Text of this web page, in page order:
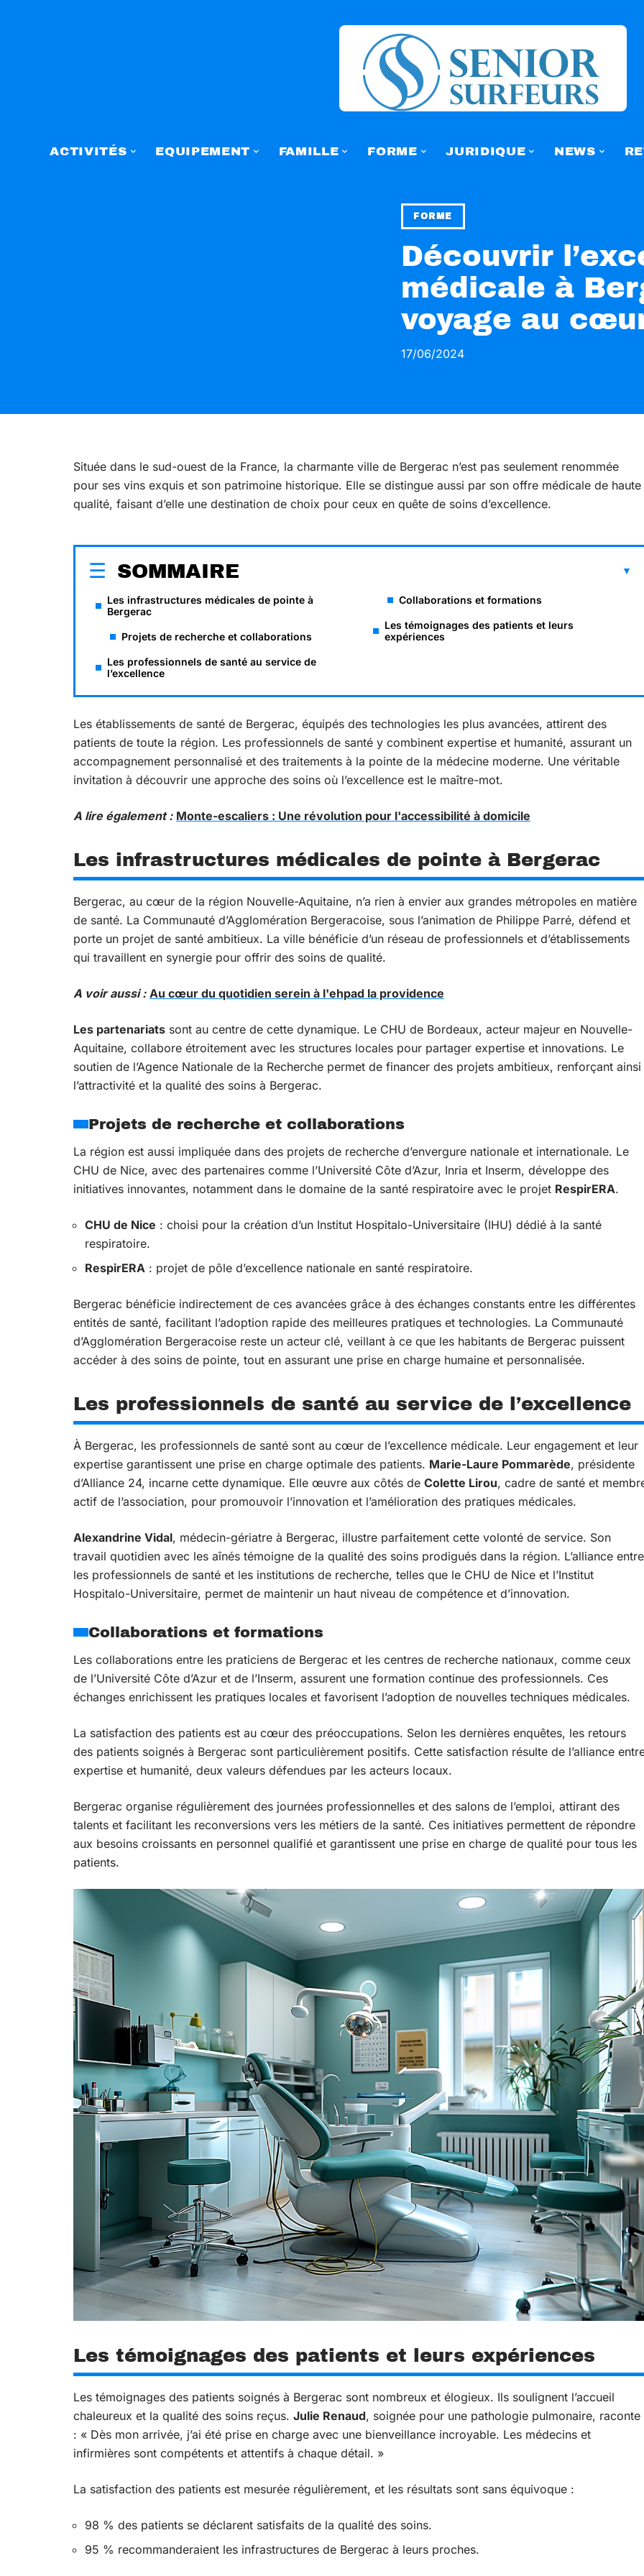
ACTIVITÉS EQUIPEMENT FAMILLE FORME JURIDIQUE NEWS
FORME
Découvrir
médicale à
voyage au
17/06/2024
Située dans le sud-ouest de la France, la charmante ville de Bergerac n’est pas seulement renommée
pour ses vins exquis et son patrimoine historique. Elle se distingue aussi par son offre médicale de haute
qualité, faisant d’elle une destination de choix pour ceux en quête de soins d’excellence.
SOMMAIRE
Les infrastructures médicales de pointe à
Bergerac
Projets de recherche et collaborations
Les professionnels de santé au service de
l’excellence
Collaborations et formations
Les témoignages des patients et leurs
expériences
Les établissements de santé de Bergerac, équipés des technologies les plus avancées, attirent des
patients de toute la région. Les professionnels de santé y combinent expertise et humanité, assurant un
accompagnement personnalisé et des traitements à la pointe de la médecine moderne. Une véritable
invitation à découvrir une approche des soins où l’excellence est le maître-mot.
A lire également : Monte-escaliers : Une révolution pour l'accessibilité à domicile
Les infrastructures médicales de pointe à Bergerac
Bergerac, au cœur de la région Nouvelle-Aquitaine, n’a rien à envier aux grandes métropoles en matière
de santé. La Communauté d’Agglomération Bergeracoise, sous l’animation de Philippe Parré, défend et
porte un projet de santé ambitieux. La ville bénéficie d’un réseau de professionnels et d’établissements
qui travaillent en synergie pour offrir des soins de qualité.
A voir aussi : Au cœur du quotidien serein à l'ehpad la providence
Les partenariats sont au centre de cette dynamique. Le CHU de Bordeaux, acteur majeur en Nouvelle-
Aquitaine, collabore étroitement avec les structures locales pour partager expertise et innovations. Le
soutien de l’Agence Nationale de la Recherche permet de financer des projets ambitieux, renforçant ainsi
l’attractivité et la qualité des soins à Bergerac.
Projets de recherche et collaborations
La région est aussi impliquée dans des projets de recherche d’envergure nationale et internationale. Le
CHU de Nice, avec des partenaires comme l’Université Côte d’Azur, Inria et Inserm, développe des
initiatives innovantes, notamment dans le domaine de la santé respiratoire avec le projet RespirERA.
CHU de Nice : choisi pour la création d’un Institut Hospitalo-Universitaire (IHU) dédié à la santé
respiratoire.
RespirERA : projet de pôle d’excellence nationale en santé respiratoire.
Bergerac bénéficie indirectement de ces avancées grâce à des échanges constants entre les différentes
entités de santé, facilitant l’adoption rapide des meilleures pratiques et technologies. La Communauté
d’Agglomération Bergeracoise reste un acteur clé, veillant à ce que les habitants de Bergerac puissent
accéder à des soins de pointe, tout en assurant une prise en charge humaine et personnalisée.
Les professionnels de santé au service de l’excellence
À Bergerac, les professionnels de santé sont au cœur de l’excellence médicale. Leur engagement et leur
expertise garantissent une prise en charge optimale des patients. Marie-Laure Pommarède, présidente
d’Alliance 24, incarne cette dynamique. Elle œuvre aux côtés de Colette Lirou, cadre de santé et
actif de l’association, pour promouvoir l’innovation et l’amélioration des pratiques médicales.
Alexandrine Vidal, médecin-gériatre à Bergerac, illustre parfaitement cette volonté de service. Son
travail quotidien avec les aînés témoigne de la qualité des soins prodigués dans la région. L’alliance entre
les professionnels de santé et les institutions de recherche, telles que le CHU de Nice et l’Institut
Hospitalo-Universitaire, permet de maintenir un haut niveau de compétence et d’innovation.
Collaborations et formations
Les collaborations entre les praticiens de Bergerac et les centres de recherche nationaux, comme ceux
de l’Université Côte d’Azur et de l’Inserm, assurent une formation continue des professionnels. Ces
échanges enrichissent les pratiques locales et favorisent l’adoption de nouvelles techniques médicales.
La satisfaction des patients est au cœur des préoccupations. Selon les dernières enquêtes, les retours
des patients soignés à Bergerac sont particulièrement positifs. Cette satisfaction résulte de l’alliance
expertise et humanité, deux valeurs défendues par les acteurs locaux.
Bergerac organise régulièrement des journées professionnelles et des salons de l’emploi, attirant des
talents et facilitant les reconversions vers les métiers de la santé. Ces initiatives permettent de répondre
aux besoins croissants en personnel qualifié et garantissent une prise en charge de qualité pour tous les
patients.
Les témoignages des patients et leurs expériences
Les témoignages des patients soignés à Bergerac sont nombreux et élogieux. Ils soulignent l’accueil
chaleureux et la qualité des soins reçus. Julie Renaud, soignée pour une pathologie pulmonaire, raconte
: « Dès mon arrivée, j’ai été prise en charge avec une bienveillance incroyable. Les médecins et
infirmières sont compétents et attentifs à chaque détail. »
La satisfaction des patients est mesurée régulièrement, et les résultats sont sans équivoque :
98 % des patients se déclarent satisfaits de la qualité des soins.
95 % recommanderaient les infrastructures de Bergerac à leurs proches.